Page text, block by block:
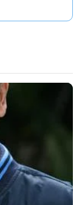
ามคำแหง
ลา บริเวณ
ยบวงแหวน
านุกิจ หน้าร้าน
หน้าโรงงาน
เสือป่า ถึงท่าน้ำ
รติฯ-สะพานภาณุ
พานพิทยเสถียร